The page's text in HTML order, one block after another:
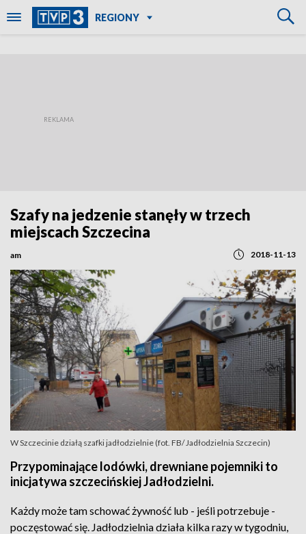
REGIONY
Szafy na jedzenie stanęły w trzech
miejscach Szczecina
am 2018-11-13
W Szczecinie działą szafki jadłodzielnie (fot. FB/ Jadłodzielnia Szczecin)
Przypominające lodówki, drewniane pojemniki to
inicjatywa szczecińskiej Jadłodzielni.
Każdy może tam schować żywność lub - jeśli potrzebuje -
poczęstować się. Jadłodzielnia działa kilka razy w tygodniu,